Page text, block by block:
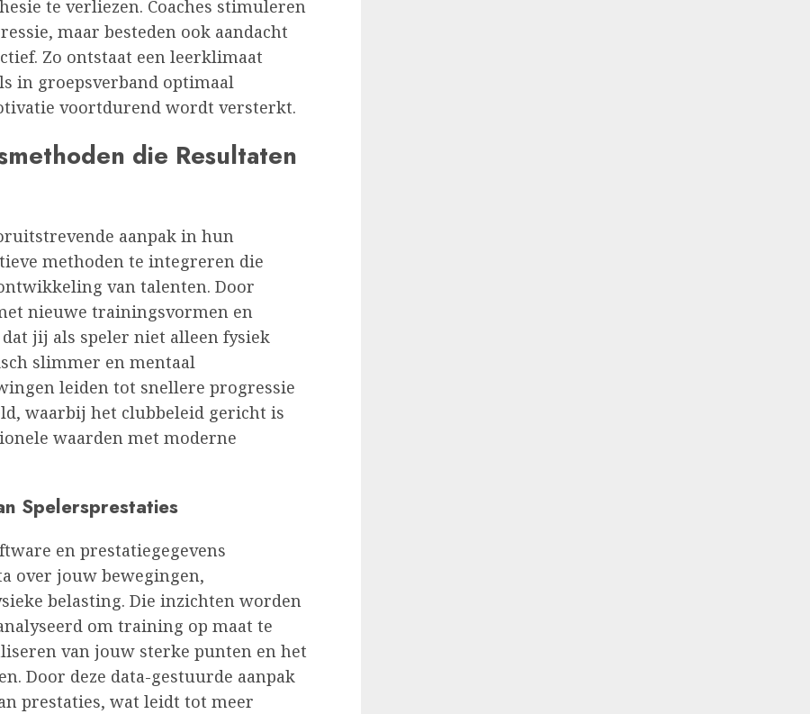
te verliezen. Coaches stimuleren
maar besteden ook aandacht
Zo ontstaat een leerklimaat
in groepsverband optimaal
voortdurend wordt versterkt.
die Resultaten
aanpak in hun
methoden te integreren die
van talenten. Door
nieuwe trainingsvormen en
jij als speler niet alleen fysiek
slimmer en mentaal
leiden tot snellere progressie
waarbij het clubbeleid gericht is
waarden met moderne
Spelersprestaties
en prestatiegegevens
over jouw bewegingen,
belasting. Die inzichten worden
om training op maat te
van jouw sterke punten en het
Door deze data-gestuurde aanpak
prestaties, wat leidt tot meer